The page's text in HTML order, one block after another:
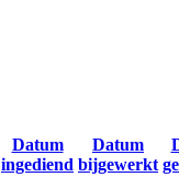
Datum
ingediend
Datum
bijgewerkt